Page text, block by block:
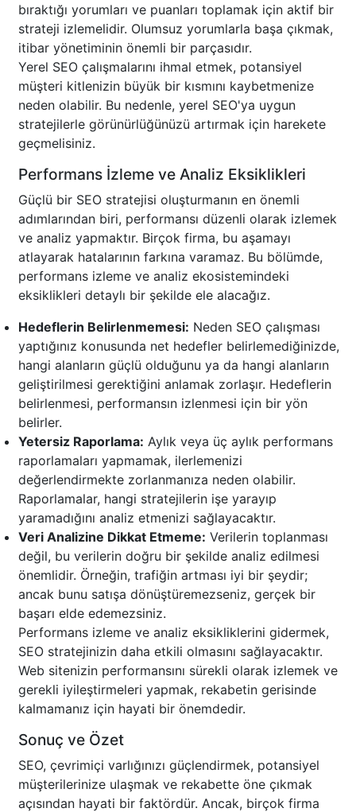
bıraktığı yorumları ve puanları toplamak için aktif bir
strateji izlemelidir. Olumsuz yorumlarla başa çıkmak,
itibar yönetiminin önemli bir parçasıdır.
Yerel SEO çalışmalarını ihmal etmek, potansiyel
müşteri kitlenizin büyük bir kısmını kaybetmenize
neden olabilir. Bu nedenle, yerel SEO'ya uygun
stratejilerle görünürlüğünüzü artırmak için harekete
geçmelisiniz.
Performans İzleme ve Analiz Eksiklikleri
Güçlü bir SEO stratejisi oluşturmanın en önemli
adımlarından biri, performansı düzenli olarak izlemek
ve analiz yapmaktır. Birçok firma, bu aşamayı
atlayarak hatalarının farkına varamaz. Bu bölümde,
performans izleme ve analiz ekosistemindeki
eksiklikleri detaylı bir şekilde ele alacağız.
Hedeflerin Belirlenmemesi: Neden SEO çalışması
yaptığınız konusunda net hedefler belirlemediğinizde,
hangi alanların güçlü olduğunu ya da hangi alanların
geliştirilmesi gerektiğini anlamak zorlaşır. Hedeflerin
belirlenmesi, performansın izlenmesi için bir yön
belirler.
Yetersiz Raporlama: Aylık veya üç aylık performans
raporlamaları yapmamak, ilerlemenizi
değerlendirmekte zorlanmanıza neden olabilir.
Raporlamalar, hangi stratejilerin işe yarayıp
yaramadığını analiz etmenizi sağlayacaktır.
Veri Analizine Dikkat Etmeme: Verilerin toplanması
değil, bu verilerin doğru bir şekilde analiz edilmesi
önemlidir. Örneğin, trafiğin artması iyi bir şeydir;
ancak bunu satışa dönüştüremezseniz, gerçek bir
başarı elde edemezsiniz.
Performans izleme ve analiz eksikliklerini gidermek,
SEO stratejinizin daha etkili olmasını sağlayacaktır.
Web sitenizin performansını sürekli olarak izlemek ve
gerekli iyileştirmeleri yapmak, rekabetin gerisinde
kalmamanız için hayati bir önemdedir.
Sonuç ve Özet
SEO, çevrimiçi varlığınızı güçlendirmek, potansiyel
müşterilerinize ulaşmak ve rekabette öne çıkmak
açısından hayati bir faktördür. Ancak, birçok firma